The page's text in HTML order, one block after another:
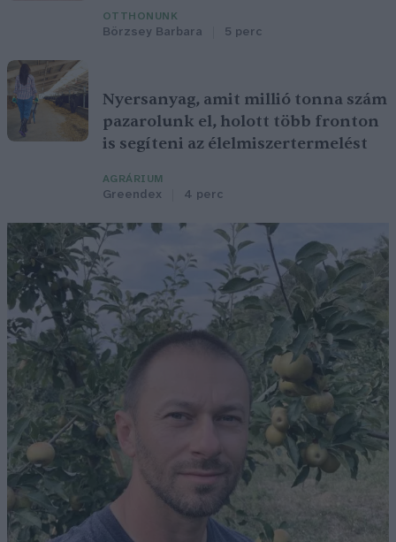
OTTHONUNK
Börzsey Barbara 5 perc
Nyersanyag, amit millió tonna szám
pazarolunk el, holott több fronton
is segíteni az élelmiszertermelést
AGRÁRIUM
Greendex 4 perc